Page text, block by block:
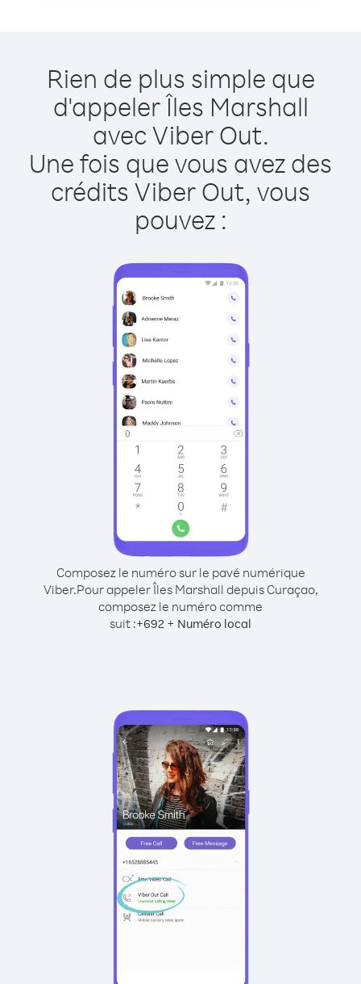
Rien de plus simple que
d'appeler Îles Marshall
avec Viber Out.
Une fois que vous avez des
crédits Viber Out, vous
pouvez :
Composez le numéro sur le pavé numérique
Viber.Pour appeler Îles Marshall depuis Curaçao,
composez le numéro comme
suit :+692 + Numéro local